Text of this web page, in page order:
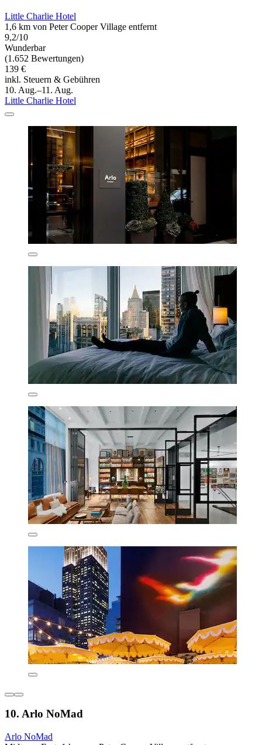
Little Charlie Hotel
1,6 km von Peter Cooper Village entfernt
9,2/10
Wunderbar
(1.652 Bewertungen)
139 €
inkl. Steuern & Gebühren
10. Aug.–11. Aug.
Little Charlie Hotel
10. Arlo NoMad
Arlo NoMad